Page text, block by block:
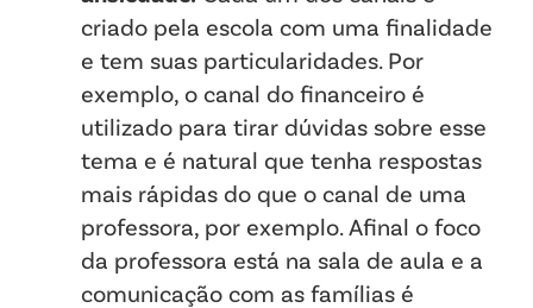
criado pela escola com uma finalidade
e tem suas particularidades. Por
exemplo, o canal do financeiro é
utilizado para tirar dúvidas sobre esse
tema e é natural que tenha respostas
mais rápidas do que o canal de uma
professora, por exemplo. Afinal o foco
da professora está na sala de aula e a
comunicação com as famílias é